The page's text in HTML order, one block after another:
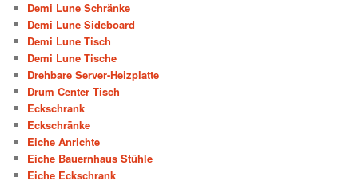
Demi Lune Schränke
Demi Lune Sideboard
Demi Lune Tisch
Demi Lune Tische
Drehbare Server-Heizplatte
Drum Center Tisch
Eckschrank
Eckschränke
Eiche Anrichte
Eiche Bauernhaus Stühle
Eiche Eckschrank